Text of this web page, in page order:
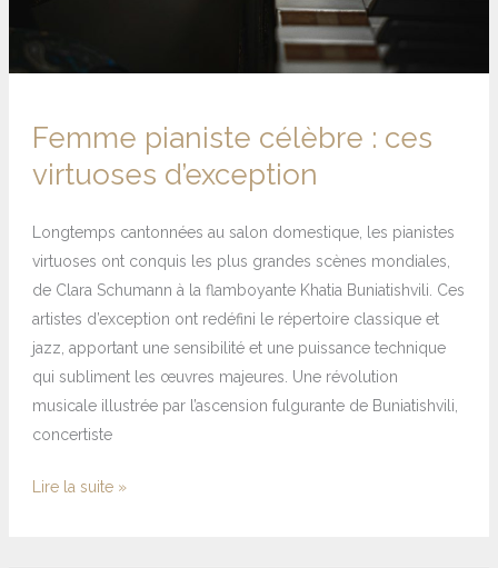
Femme pianiste célèbre : ces
virtuoses d’exception
Longtemps cantonnées au salon domestique, les pianistes
virtuoses ont conquis les plus grandes scènes mondiales,
de Clara Schumann à la flamboyante Khatia Buniatishvili. Ces
artistes d’exception ont redéfini le répertoire classique et
jazz, apportant une sensibilité et une puissance technique
qui subliment les œuvres majeures. Une révolution
musicale illustrée par l’ascension fulgurante de Buniatishvili,
concertiste
Lire la suite »